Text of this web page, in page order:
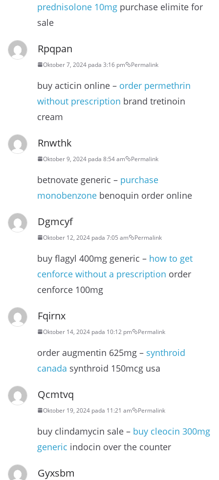
prednisolone 10mg purchase elimite for
sale
Rpqpan
Oktober 7, 2024 pada 3:16 pm Permalink
buy acticin online – order permethrin
without prescription brand tretinoin
cream
Rnwthk
Oktober 9, 2024 pada 8:54 am Permalink
betnovate generic – purchase
monobenzone benoquin order online
Dgmcyf
Oktober 12, 2024 pada 7:05 am Permalink
buy flagyl 400mg generic – how to get
cenforce without a prescription order
cenforce 100mg
Fqirnx
Oktober 14, 2024 pada 10:12 pm Permalink
order augmentin 625mg – synthroid
canada synthroid 150mcg usa
Qcmtvq
Oktober 19, 2024 pada 11:21 am Permalink
buy clindamycin sale – buy cleocin 300mg
generic indocin over the counter
Gyxsbm